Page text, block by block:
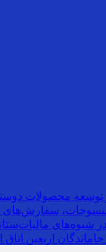
توسعه محصولات
سفارش‌های
شیوه‌های
اربعین